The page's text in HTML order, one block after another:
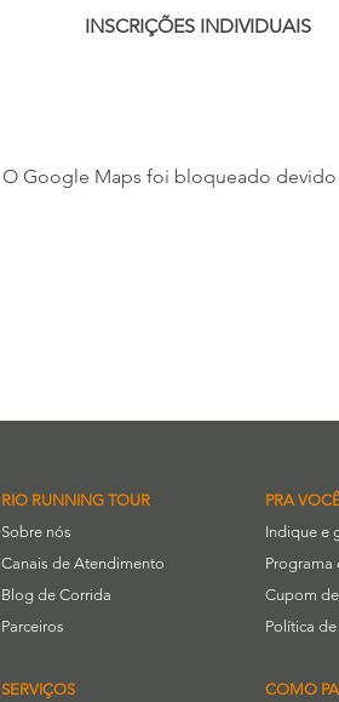
INSCRIÇÕES INDIVIDUAIS
O Google Maps foi bloqueado devido
RIO RUNNING TOUR
Sobre nós
Canais de Atendimento
Blog de Corrida
Parceiros
SERVIÇOS
PRA
Indique e
Programa
Cupom
Política
COMO